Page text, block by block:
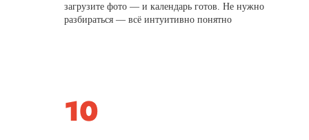
загрузите фото — и календарь готов. Не нужно
разбираться — всё интуитивно понятно